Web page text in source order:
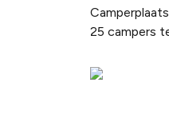
25 campers